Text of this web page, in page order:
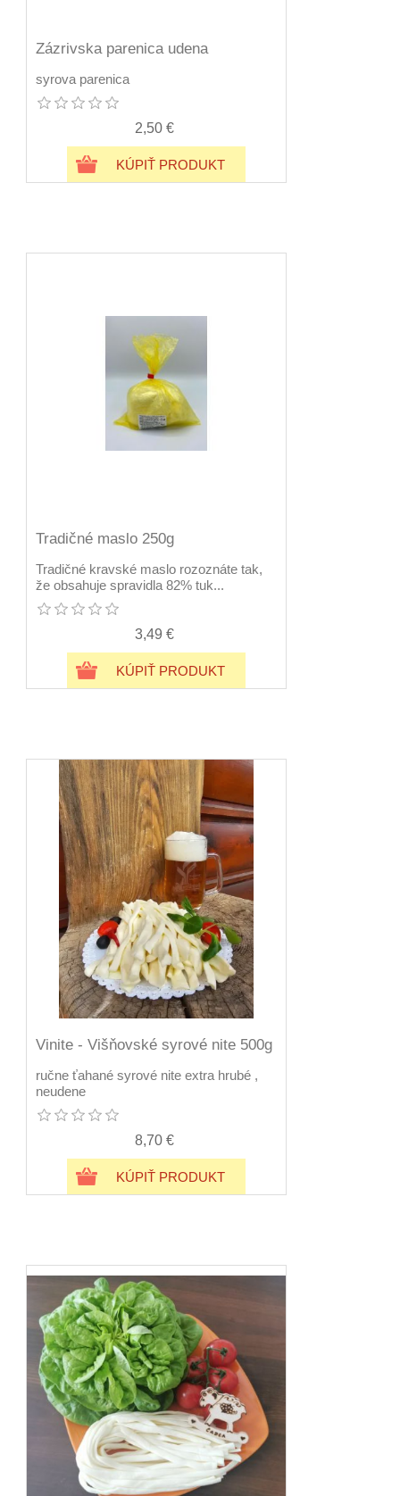
Zázrivska parenica udena
syrova parenica
2,50 €
KÚPIŤ PRODUKT
Tradičné maslo 250g
Tradičné kravské maslo rozoznáte tak,
že obsahuje spravidla 82% tuk...
3,49 €
KÚPIŤ PRODUKT
Vinite - Višňovské syrové nite 500g
ručne ťahané syrové nite extra hrubé ,
neudene
8,70 €
KÚPIŤ PRODUKT